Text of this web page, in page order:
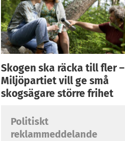
Skogen ska räcka till fler –
Miljöpartiet vill ge små
skogsägare större frihet
Politiskt
reklammeddelande